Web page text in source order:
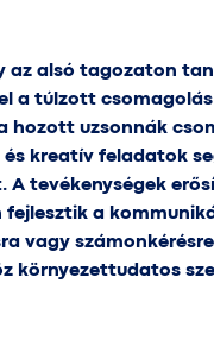
az alsó tagozaton
a túlzott
hozott uzsonnák
kreatív feladatok
A tevékenységek
a
vagy
környezettudatos